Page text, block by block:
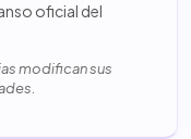
oficial del
modifican sus